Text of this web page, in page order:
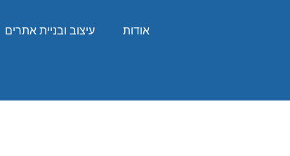
אודות עיצוב ובניית אתרים